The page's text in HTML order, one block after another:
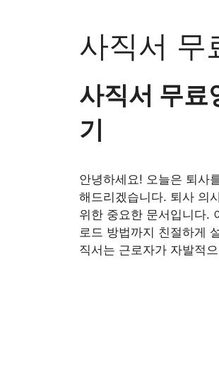
사직서 무
사직서 무료
기
안녕하세요! 오늘은 퇴사
해드리겠습니다. 퇴사 의
위한 중요한 문서입니다.
로드 방법까지 친절하게
직서는 근로자가 자발적